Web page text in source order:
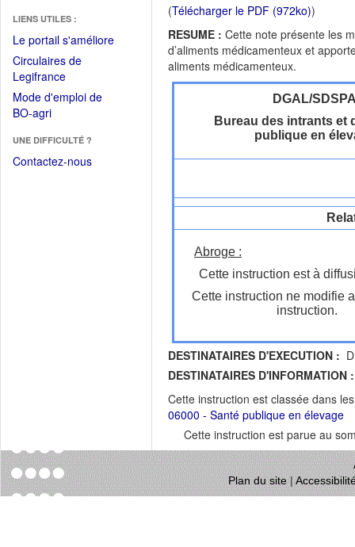
LIENS UTILES :
Le portail s'améliore(Fichier
Circulaires de
Legifrance(Ouvrir
dans
une
fenêtre)
Mode d'emploi de
BO-agri(Ouvrir
une
nouvelle
UNE DIFFICULTÉ ?
Contactez-nous
(Télécharger le PDF (972ko))
RESUME : Cette note présente les
d’aliments médicamenteux et
aliments médicamenteux.
DGAL/
Bureau des intrants et
publique en
Abroge :
Cette instruction est à
Cette instruction ne modifie
instruction.
DESTINATAIRES D'EXECUTION :
DESTINATAIRES D'INFORMATION :
Cette instruction est classée dans
06000 - Santé publique en élevage
Cette instruction est parue au
Plan du site|